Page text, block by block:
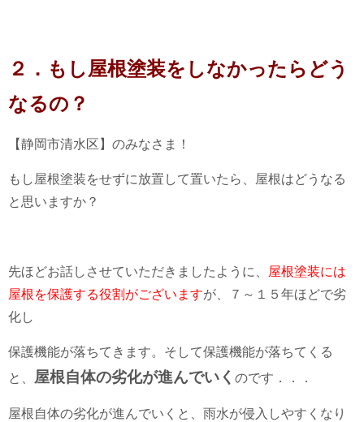
２．もし屋根塗装をしなかったらどう
なるの？
【静岡市清水区】のみなさま！
もし屋根塗装をせずに放置して置いたら、屋根はどうなる
と思いますか？
先ほどお話しさせていただきましたように、 屋根塗装には
屋根を保護する役割がございますが、７～１５年ほどで劣
化し
保護機能が落ちてきます。そして保護機能が落ちてくる
と、 屋根自体の劣化が進んでいく のです．．．
屋根自体の劣化が進んでいくと、雨水が侵入しやすくなり